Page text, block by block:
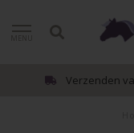
Verzenden